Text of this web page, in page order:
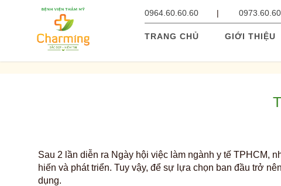
0964.60.60.60
TRANG CHỦ GIỚI THIỆU
Sau 2 lần diễn ra Ngày hội việc làm ngành y tế TPHCM,
hiến và phát triển. Tuy vậy, để sự lựa chọn ban đầu trở
dụng.